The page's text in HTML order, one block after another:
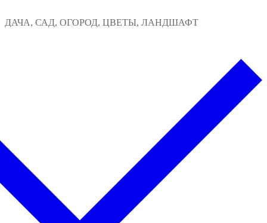
к
ДАЧА, САД, ОГОРОД, ЦВЕТЫ, ЛАНДШАФТ